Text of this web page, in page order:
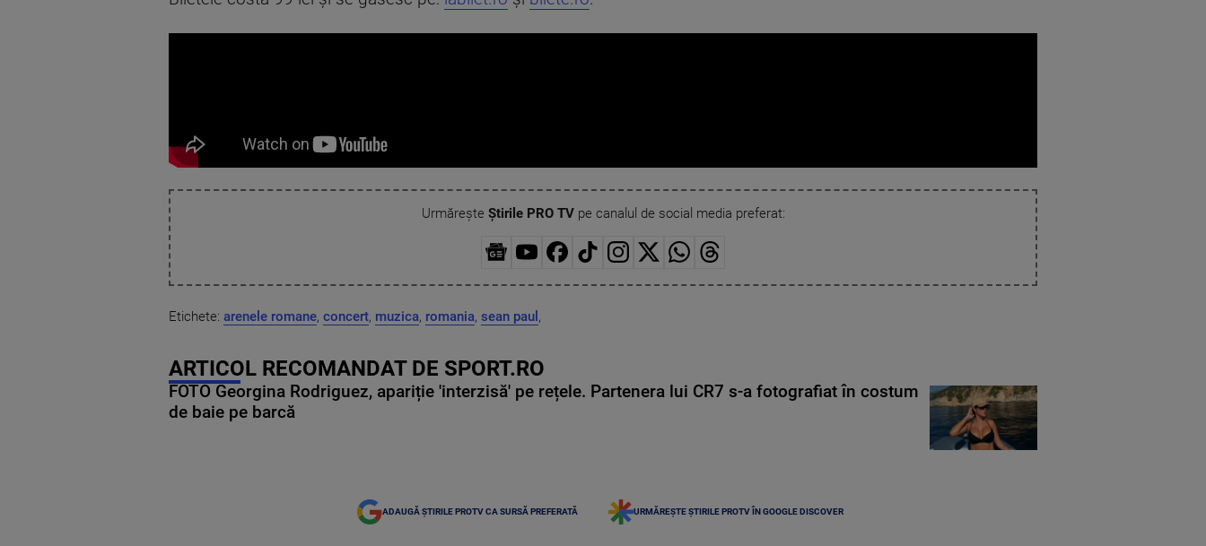
Urmărește Știrile PRO TVpe canalul de social media preferat:
Etichete: arenele romane, concert, muzica, romania, sean paul ,
ARTICOL RECOMANDAT DE SPORT.RO
FOTO Georgina Rodriguez, apariție 'interzisă' pe rețele. Partenera lui CR7 s-a fotografiat în costum
de baie pe barcă
ADAUGĂ ȘTIRILE PROTV CA SURSĂ PREFERATĂ URMĂREȘTE ȘTIRILE PROTV ÎN GOOGLE DISCOVER